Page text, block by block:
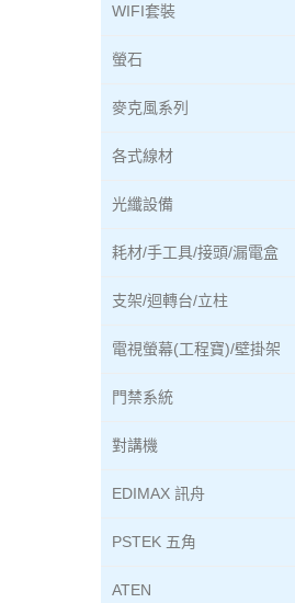
WIFI套裝
螢石
麥克風系列
各式線材
光纖設備
耗材/手工具/接頭/漏電盒
支架/迴轉台/立柱
電視螢幕(工程寶)/壁掛架
門禁系統
對講機
EDIMAX 訊舟
PSTEK 五角
ATEN